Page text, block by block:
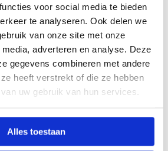
voor social media te bieden
te analyseren. Ook delen we
van onze site met onze
adverteren en analyse. Deze
gegevens combineren met andere
heeft verstrekt of die ze hebben
uw gebruik van hun services.
Alles toestaan
over deze